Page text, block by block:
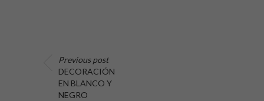
Previous post
DECORACIÓN
EN BLANCO Y
NEGRO